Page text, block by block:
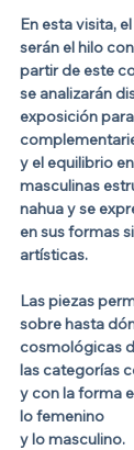
En esta visita,
serán el hilo
partir de este
se analizarán
exposición
y el equilibrio
masculinas
nahua y se
en sus formas
artísticas.
Las piezas
sobre hasta
cosmológicas
las categorías
y con la forma
lo femenino
y lo masculino.